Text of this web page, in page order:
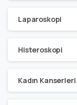
Laparoskopi
Histeroskopi
Kadın Kanserleri